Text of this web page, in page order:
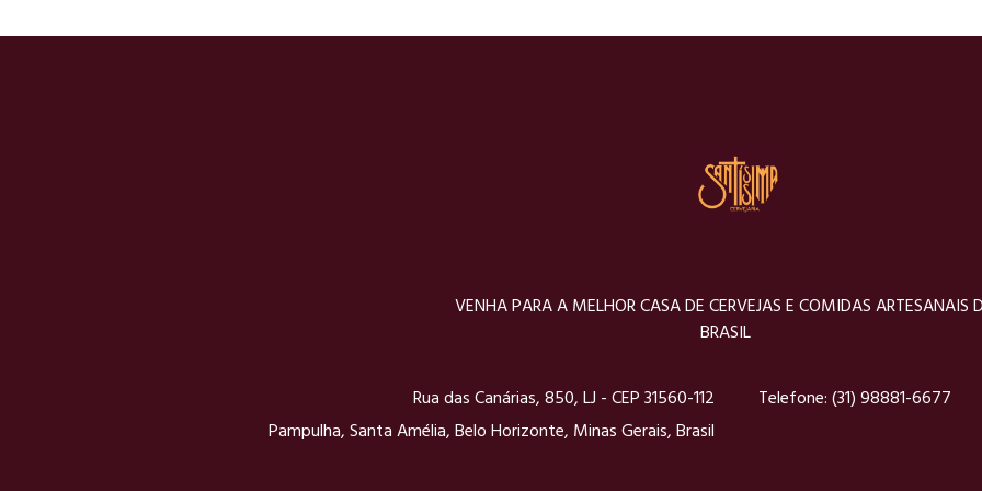
VENHA PARA A MELHOR CASA DE CERVEJAS E COMIDAS ARTESANAIS
BRASIL
Telefone:(31) 98881-6677
Rua das Canárias, 850, LJ - CEP 31560-112
Pampulha, Santa Amélia, Belo Horizonte, Minas Gerais, Brasil